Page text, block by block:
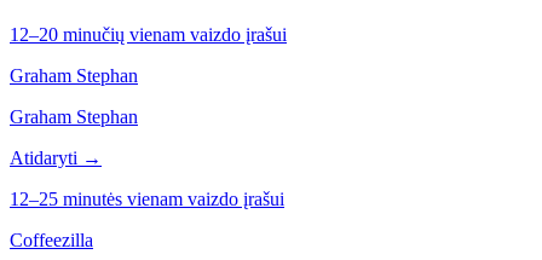
12–20 minučių vienam vaizdo įrašui
Graham Stephan
Graham Stephan
Atidaryti →
12–25 minutės vienam vaizdo įrašui
Coffeezilla